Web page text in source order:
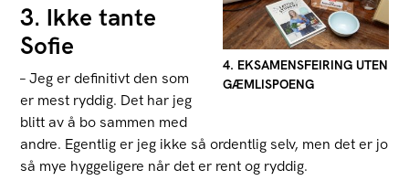
4. EKSAMENSFEIRING UTEN
GÆMLISPOENG
3. Ikke tante
Sofie
– Jeg er definitivt den som
er mest ryddig. Det har jeg
blitt av å bo sammen med
andre. Egentlig er jeg ikke så ordentlig selv, men det er jo
så mye hyggeligere når det er rent og ryddig.